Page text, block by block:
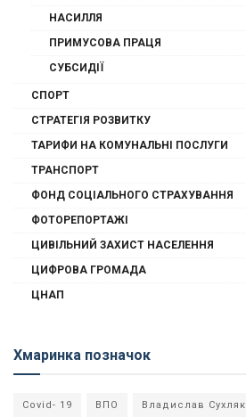
НАСИЛЛЯ
ПРИМУСОВА ПРАЦЯ
СУБСИДІЇ
СПОРТ
СТРАТЕГІЯ РОЗВИТКУ
ТАРИФИ НА КОМУНАЛЬНІ ПОСЛУГИ
ТРАНСПОРТ
ФОНД СОЦІАЛЬНОГО СТРАХУВАННЯ
ФОТОРЕПОРТАЖІ
ЦИВІЛЬНИЙ ЗАХИСТ НАСЕЛЕННЯ
ЦИФРОВА ГРОМАДА
ЦНАП
Хмаринка позначок
Covid- 19 ВПО Владислав Сухляк